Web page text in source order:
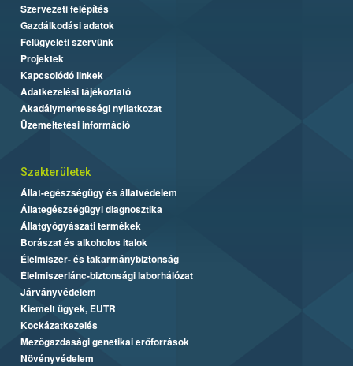
Szervezeti felépítés
Gazdálkodási adatok
Felügyeleti szervünk
Projektek
Kapcsolódó linkek
Adatkezelési tájékoztató
Akadálymentességi nyilatkozat
Üzemeltetési információ
Szakterületek
Állat-egészségügy és állatvédelem
Állategészségügyi diagnosztika
Állatgyógyászati termékek
Borászat és alkoholos italok
Élelmiszer- és takarmánybiztonság
Élelmiszerlánc-biztonsági laborhálózat
Járványvédelem
Kiemelt ügyek, EUTR
Kockázatkezelés
Mezőgazdasági genetikai erőforrások
Növényvédelem